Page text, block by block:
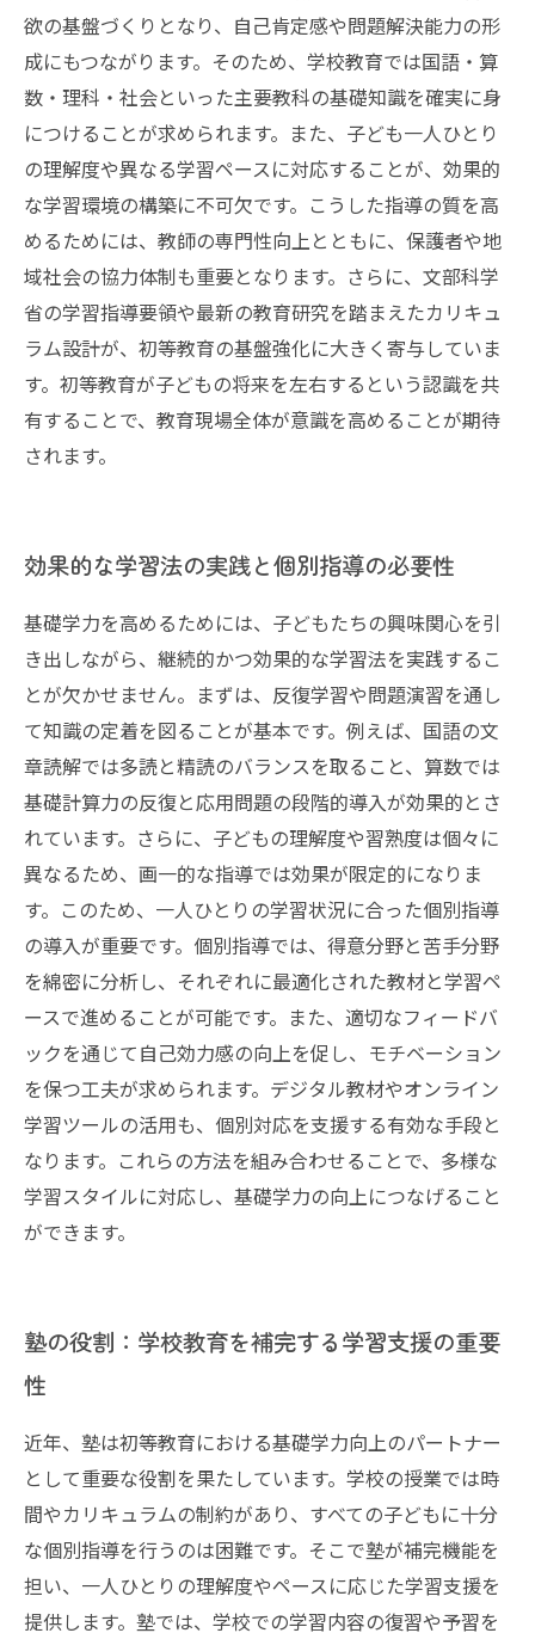
欲の基盤づくりとなり、自己肯定感や問題解決能力の形
成にもつながります。そのため、学校教育では国語・算
数・理科・社会といった主要教科の基礎知識を確実に身
につけることが求められます。また、子ども一人ひとり
の理解度や異なる学習ペースに対応することが、効果的
な学習環境の構築に不可欠です。こうした指導の質を高
めるためには、教師の専門性向上とともに、保護者や地
域社会の協力体制も重要となります。さらに、文部科学
省の学習指導要領や最新の教育研究を踏まえたカリキュ
ラム設計が、初等教育の基盤強化に大きく寄与していま
す。初等教育が子どもの将来を左右するという認識を共
有することで、教育現場全体が意識を高めることが期待
されます。
効果的な学習法の実践と個別指導の必要性
基礎学力を高めるためには、子どもたちの興味関心を引
き出しながら、継続的かつ効果的な学習法を実践するこ
とが欠かせません。まずは、反復学習や問題演習を通し
て知識の定着を図ることが基本です。例えば、国語の文
章読解では多読と精読のバランスを取ること、算数では
基礎計算力の反復と応用問題の段階的導入が効果的とさ
れています。さらに、子どもの理解度や習熟度は個々に
異なるため、画一的な指導では効果が限定的になりま
す。このため、一人ひとりの学習状況に合った個別指導
の導入が重要です。個別指導では、得意分野と苦手分野
を綿密に分析し、それぞれに最適化された教材と学習ペ
ースで進めることが可能です。また、適切なフィードバ
ックを通じて自己効力感の向上を促し、モチベーション
を保つ工夫が求められます。デジタル教材やオンライン
学習ツールの活用も、個別対応を支援する有効な手段と
なります。これらの方法を組み合わせることで、多様な
学習スタイルに対応し、基礎学力の向上につなげること
ができます。
塾の役割：学校教育を補完する学習支援の重要
性
近年、塾は初等教育における基礎学力向上のパートナー
として重要な役割を果たしています。学校の授業では時
間やカリキュラムの制約があり、すべての子どもに十分
な個別指導を行うのは困難です。そこで塾が補完機能を
担い、一人ひとりの理解度やペースに応じた学習支援を
提供します。塾では、学校での学習内容の復習や予習を